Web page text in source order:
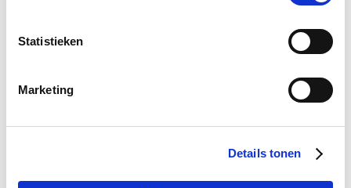
Statistieken
Marketing
Details tonen
Schrijf Een Review Stel Een Vraag
BEOORDELINGEN